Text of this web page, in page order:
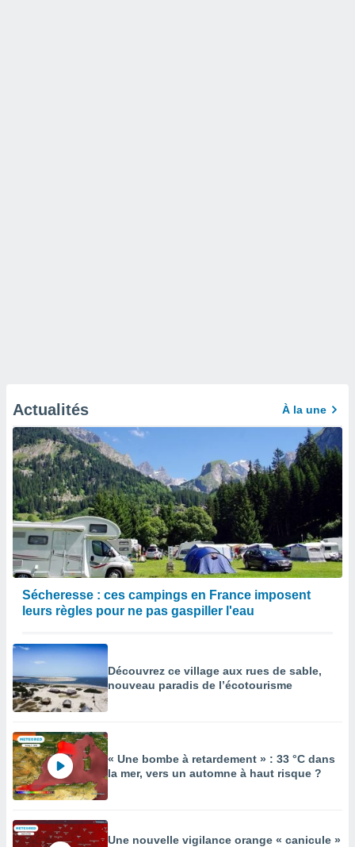
Actualités À la une
Sécheresse : ces campings en France imposent
leurs règles pour ne pas gaspiller l'eau
Découvrez ce village aux rues de sable,
nouveau paradis de l’écotourisme
« Une bombe à retardement » : 33 °C dans
la mer, vers un automne à haut risque ?
Une nouvelle vigilance orange « canicule »